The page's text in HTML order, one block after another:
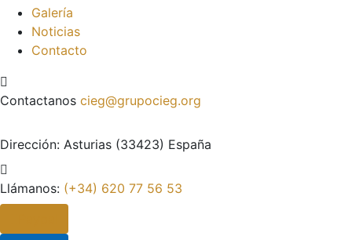
Galería
Noticias
Contacto
Contactanos cieg@grupocieg.org
Dirección: Asturias (33423) España
Llámanos: (+34) 620 77 56 53